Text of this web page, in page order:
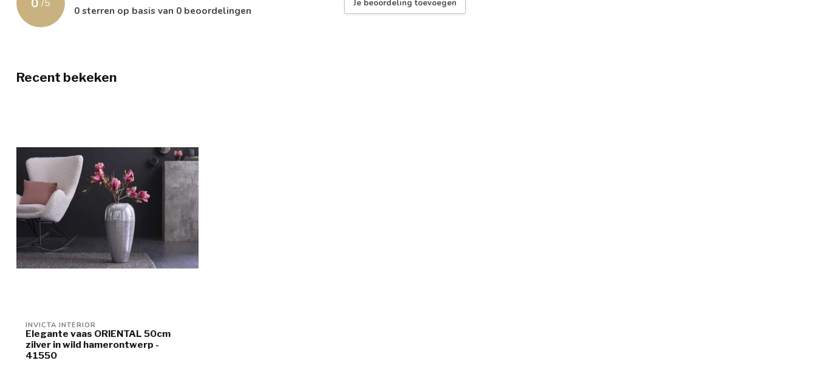
/5
0sterren op basis van 0 beoordelingen
Je beoordeling toevoegen
Recent bekeken
INVICTA INTERIOR
Elegante vaas ORIENTAL 50cm
zilver in wild hamerontwerp -
41550